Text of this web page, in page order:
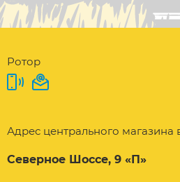
Ротор
Адрес центрального магазина
Северное Шоссе, 9 «П»